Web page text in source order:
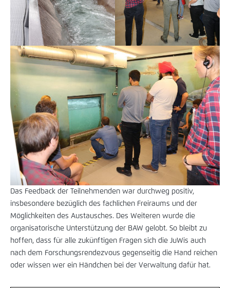
Das Feedback der Teilnehmenden war durchweg positiv,
insbesondere bezüglich des fachlichen Freiraums und der
Möglichkeiten des Austausches. Des Weiteren wurde die
organisatorische Unterstützung der BAW gelobt. So bleibt zu
hoffen, dass für alle zukünftigen Fragen sich die JuWis auch
nach dem Forschungsrendezvous gegenseitig die Hand reichen
oder wissen wer ein Händchen bei der Verwaltung dafür hat.